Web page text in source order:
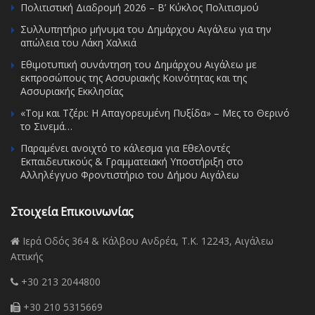
Πολιτιστική Διαδρομή 2026 – Β’ Κύκλος Πολιτισμού
Συλλυπητήριο μήνυμα του Δημάρχου Αιγάλεω για την
απώλεια του Λάκη Χαλκιά
Εθιμοτυπική συνάντηση του Δημάρχου Αιγάλεω με
εκπροσώπους της Ασσυριακής Κοινότητας και της
Ασσυριακής Εκκλησίας
«Τομ και Τζέρι: Η Απαγορευμένη Πυξίδα» – Μες το Θερινό
το Σινεμά…
Παραμένει ανοιχτό το κάλεσμα για Εθελοντές
Εκπαιδευτικούς & Γραμματειακή Υποστήριξη στο
Αλληλέγγυο Φροντιστήριο του Δήμου Αιγάλεω
Στοιχεία Επικοινωνίας
Ιερά Οδός 364 & Κάλβου Ανδρέα, Τ.Κ. 12243, Αιγάλεω
Αττικής
+30 213 2044800
+30 210 5315669